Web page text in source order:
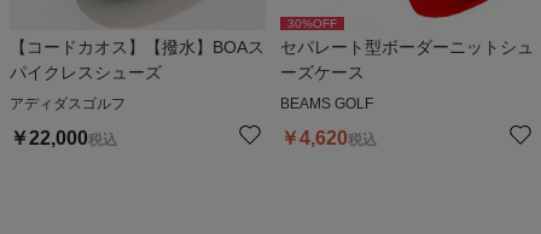
【コードカオス】【撥水】BOAス
パイクレスシューズ
アディダスゴルフ
￥22,000税込
30%OFF
セパレート型ボーダーニットシュ
ーズケース
BEAMS GOLF
￥4,620税込